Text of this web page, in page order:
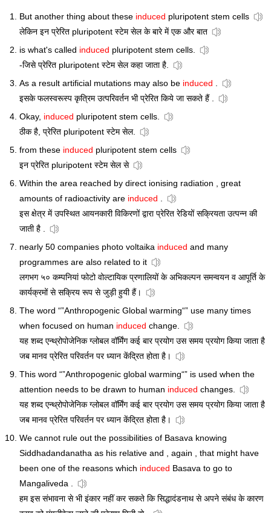
But another thing about these induced pluripotent stem cells
लेकिन इन प्रेरित pluripotent स्टेम सेल के बारे में एक और बात
is what's called induced pluripotent stem cells.
-जिसे प्रेरित pluripotent स्टेम सेल कहा जाता है.
As a result artificial mutations may also be induced .
इसके फलस्वरूस्प कृत्रिम उत्परिवर्तन भी प्रेरित किये जा सकते हैं .
Okay, induced pluripotent stem cells.
ठीक है, प्रेरित pluripotent स्टेम सेल.
from these induced pluripotent stem cells
इन प्रेरित pluripotent स्टेम सेल से
Within the area reached by direct ionising radiation , great
amounts of radioactivity are induced .
इस क्षेत्र में उपस्थित आयनकारी विकिरणों द्वारा प्रेरित रेडियों सक्रियता उत्पन्न की
जाती है .
nearly 50 companies photo voltaika induced and many
programmes are also related to it
लगभग ५० कम्पनियां फोटो वोल्टायिक प्रणालियों के अभिकल्पन समन्वयन व आपूर्ति के
कार्यक्रमों से सक्रिय रूप से जुड़ी हुयी हैं।
The word “”Anthropogenic Global warming“” use many times
when focused on human induced change.
यह शब्द एन्थ्रोपोजेनिक ग्लोबल वॉर्मिंग कई बार प्रयोग उस समय प्रयोग किया जाता है
जब मानव प्रेरित परिवर्तन पर ध्यान केंद्रित होता है।
This word “”Anthropogenic global warming“” is used when the
attention needs to be drawn to human induced changes.
यह शब्द एन्थ्रोपोजेनिक ग्लोबल वॉर्मिंग कई बार प्रयोग उस समय प्रयोग किया जाता है
जब मानव प्रेरित परिवर्तन पर ध्यान केंद्रित होता है।
We cannot rule out the possibilities of Basava knowing
Siddhadandanatha as his relative and , again , that might have
been one of the reasons which induced Basava to go to
Mangaliveda .
हम इस संभावना से भी इंकार नहीं कर सकते कि सिद्धादंडनाथ से अपने संबंध के कारण